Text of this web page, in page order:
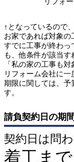
リフォ
↑となっているので
お家であれば対象の
すでに工事が終わっ
も、他条件が該当す
「私の家の工事も
リフォーム会社に
期限に関しては、予
す。
請負契約日の期間
契約日は問わ
着工ま